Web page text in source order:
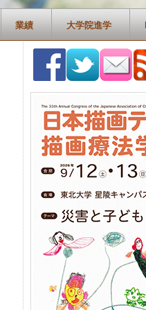
業績 大学院進学